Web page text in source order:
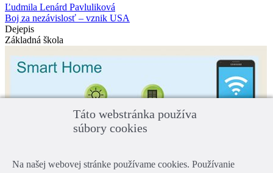
Táto webstránka používa
súbory cookies
Na našej webovej stránke používame cookies. Používanie
Ľudmila Lenárd Pavluliková
Boj za nezávislosť – vznik USA
Dejepis
Základná škola